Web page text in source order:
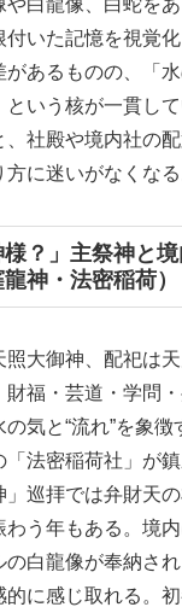
や白龍像、白蛇を
付いた記憶を視覚
があるものの、「
という核が一貫し
、社殿や境内社の
に迷いがなくなる
？」主祭神と
神・法密稲荷）
照大御神、配祀は
財福・芸道・学問
気と“流れ”を象徴
「法密稲荷社」が
巡拝では弁財天
う年もある。境
の白龍像が奉納さ
的に感じ取れる。